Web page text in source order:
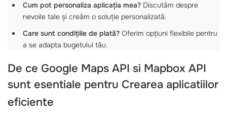
Cum pot personaliza aplicația mea? Discutăm despre
nevoile tale și creăm o soluție personalizată.
Care sunt condițiile de plată? Oferim opțiuni flexibile pentru
a se adapta bugetului tău.
De ce Google Maps API si Mapbox API
sunt esentiale pentru Crearea aplicatiilor
eficiente